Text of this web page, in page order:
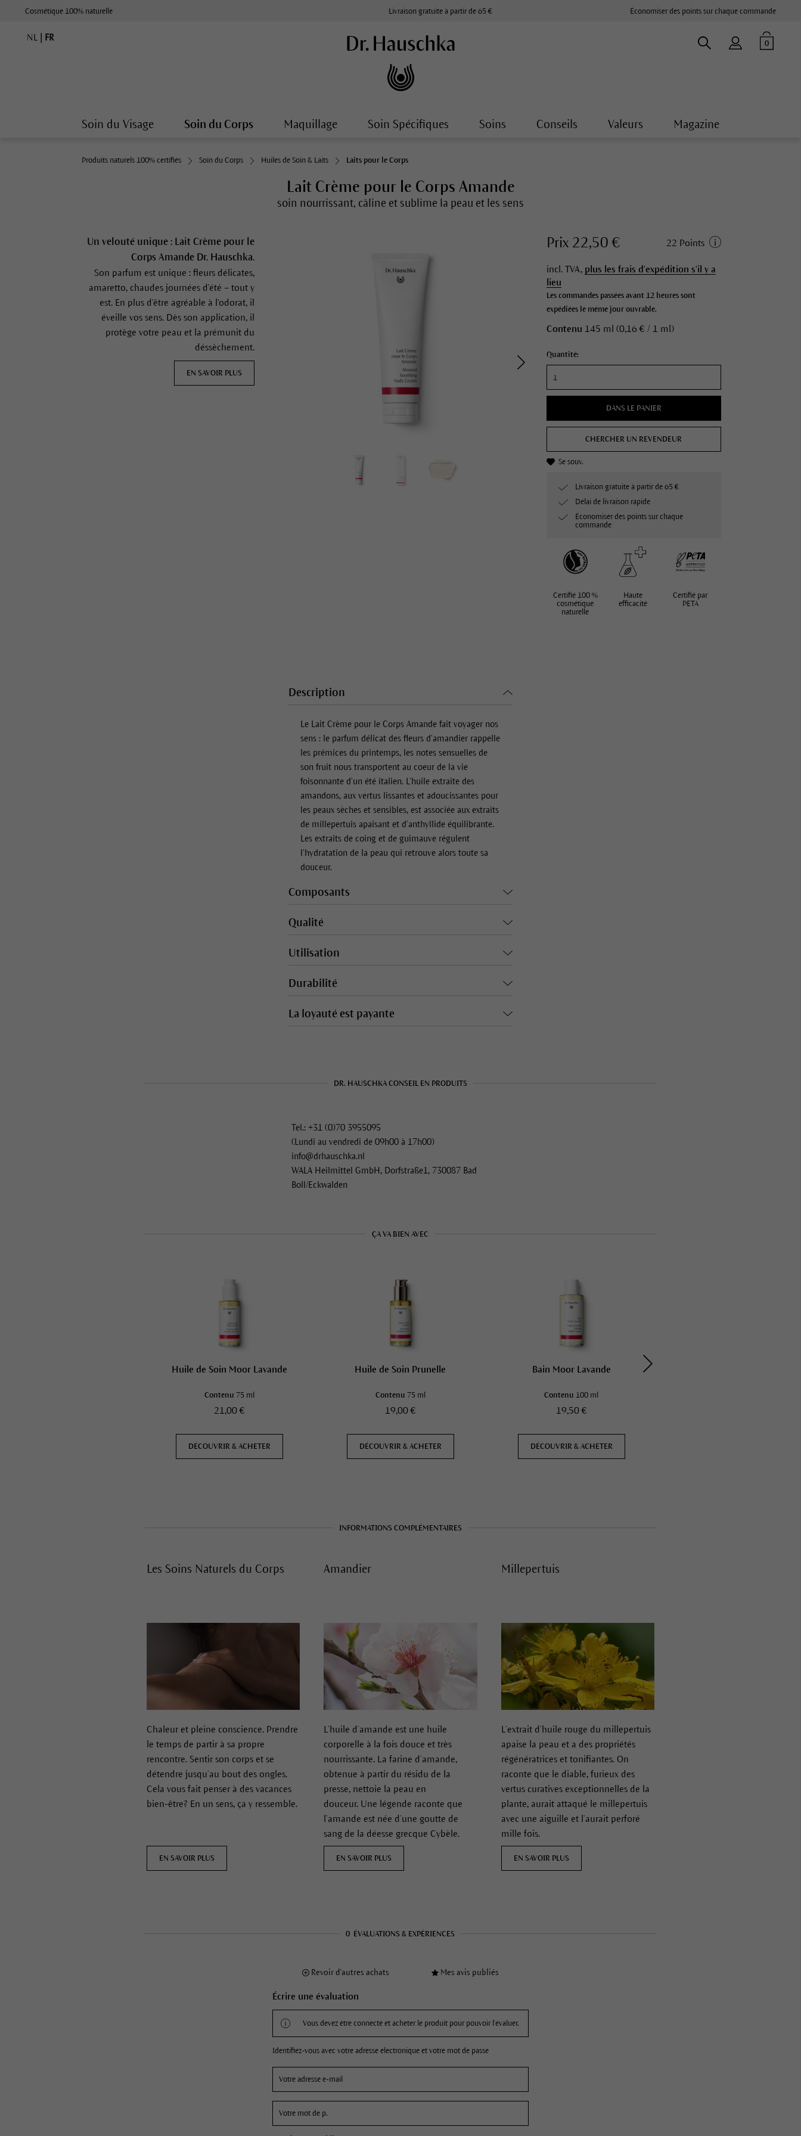
Cosmétique 100% naturelle Livraison gratuite à partir de 65 € Économiser des points sur chaque commande
NL FR
0
Soin du Visage Soin du Corps Maquillage Soin Spécifiques Soins Conseils Valeurs Magazine
Produits naturels 100% certifiés Soin du Corps Huiles de Soin & Laits Laits pour le Corps
Lait Crème pour le Corps Amande
soin nourrissant, câline et sublime la peau et les sens
Un velouté unique : Lait Crème pour le
Corps Amande Dr. Hauschka.
Son parfum est unique : fleurs délicates,
amaretto, chaudes journées d'été – tout y
est. En plus d'être agréable à l'odorat, il
éveille vos sens. Dès son application, il
protège votre peau et la prémunit du
déssèchement.
EN SAVOIR PLUS
Prix 22,50 € 22 Points
incl. TVA, plus les frais d'expédition s'il y a
lieu
Les commandes passées avant 12 heures sont
expédiées le même jour ouvrable.
Contenu 145 ml (0,16 € / 1 ml)
Quantité:
DANS LE PANIER
CHERCHER UN REVENDEUR
Se souv.
Livraison gratuite à partir de 65 €
Délai de livraison rapide
Économiser des points sur chaque
commande
Certifié 100 %
cosmétique
naturelle
Haute
efficacité
Certifié par
PETA
Description
Le Lait Crème pour le Corps Amande fait voyager nos
sens : le parfum délicat des fleurs d’amandier rappelle
les prémices du printemps, les notes sensuelles de
son fruit nous transportent au coeur de la vie
foisonnante d’un été italien. L’huile extraite des
amandons, aux vertus lissantes et adoucissantes pour
les peaux sèches et sensibles, est associée aux extraits
de millepertuis apaisant et d’anthyllide équilibrante.
Les extraits de coing et de guimauve régulent
l’hydratation de la peau qui retrouve alors toute sa
douceur.
Composants
Qualité
Utilisation
Durabilité
La loyauté est payante
DR. HAUSCHKA CONSEIL EN PRODUITS
Tel.: +31 (0)70 3955095
(Lundi au vendredi de 09h00 à 17h00)
info@drhauschka.nl
WALA Heilmittel GmbH, Dorfstraße1, 730087 Bad
Boll/Eckwalden
ÇA VA BIEN AVEC
Huile de Soin Moor Lavande
Contenu75 ml
21,00 €
DÉCOUVRIR & ACHETER
Huile de Soin Prunelle
Contenu 75 ml
19,00 €
DÉCOUVRIR & ACHETER
Bain Moor Lavande
Contenu100 ml
19,50 €
DÉCOUVRIR & ACHETER
INFORMATIONS COMPLÉMENTAIRES
Les Soins Naturels du Corps
Chaleur et pleine conscience. Prendre
le temps de partir à sa propre
rencontre. Sentir son corps et se
détendre jusqu’au bout des ongles.
Cela vous fait penser à des vacances
bien-être? En un sens, ça y ressemble.
EN SAVOIR PLUS
Amandier
L’huile d’amande est une huile
corporelle à la fois douce et très
nourrissante. La farine d’amande,
obtenue à partir du résidu de la
presse, nettoie la peau en
douceur. Une légende raconte que
l’amande est née d’une goutte de
sang de la déesse grecque Cybèle.
EN SAVOIR PLUS
Millepertuis
L’extrait d’huile rouge du millepertuis
apaise la peau et a des propriétés
régénératrices et tonifiantes. On
raconte que le diable, furieux des
vertus curatives exceptionnelles de la
plante, aurait attaqué le millepertuis
avec une aiguille et l’aurait perforé
mille fois.
EN SAVOIR PLUS
0 ÉVALUATIONS & EXPÉRIENCES
Revoir d'autres achats Mes avis publiés
Écrire une évaluation
Vous devez être connecté et acheter le produit pour pouvoir l'évaluer.
Identifiez-vous avec votre adresse électronique et votre mot de passe